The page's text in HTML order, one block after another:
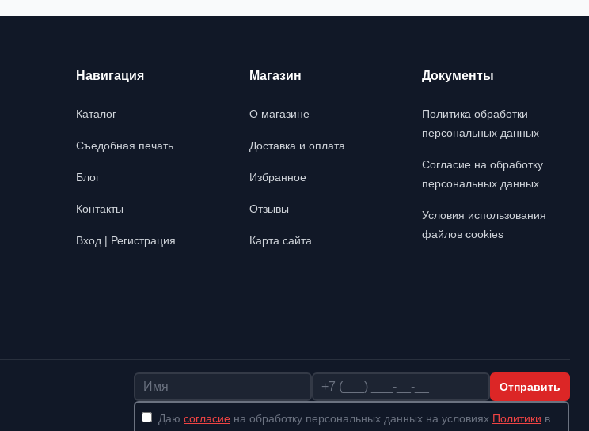
Навигация
Каталог
Съедобная печать
Блог
Контакты
Вход | Регистрация
Магазин
О магазине
Доставка и оплата
Избранное
Отзывы
Карта сайта
Документы
Политика обработки
персональных данных
Согласие на обработку
персональных данных
Условия использования
файлов cookies
Имя Телефон Отправить
Даю согласие на обработку персональных данных на условиях Политики в